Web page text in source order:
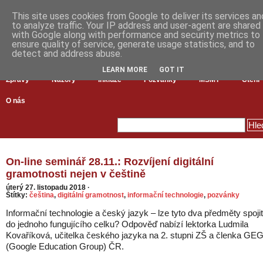
Zprávy Názory Inkluze Pozvánky MŠMT Čtení
O nás
On-line seminář 28.11.: Rozvíjení digitální
gramotnosti nejen v češtině
úterý 27. listopadu 2018 ·
Štítky: čeština, digitální gramotnost, informační technologie, pozvánky
Informační technologie a český jazyk – lze tyto dva předměty spojit
do jednoho fungujícího celku? Odpověď nabízí lektorka Ludmila
Kovaříková, učitelka českého jazyka na 2. stupni ZŠ a členka GEG
(Google Education Group) ČR.
This site uses cookies from Google to deliver its services
to analyze traffic. Your IP address and user-agent are shared
with Google along with performance and security metrics to
ensure quality of service, generate usage statistics, and to
detect and address abuse.
LEARN MORE GOT IT